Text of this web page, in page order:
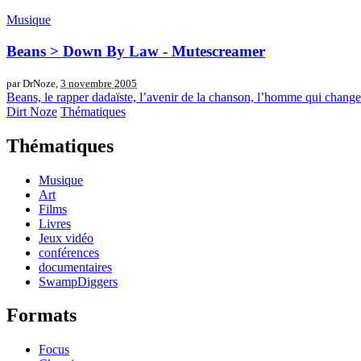
Musique
Beans > Down By Law - Mutescreamer
par DrNoze, 3 novembre 2005
Beans, le rapper dadaïste, l’avenir de la chanson, l’homme qui
Dirt Noze Thématiques
Thématiques
Musique
Art
Films
Livres
Jeux vidéo
conférences
documentaires
SwampDiggers
Formats
Focus